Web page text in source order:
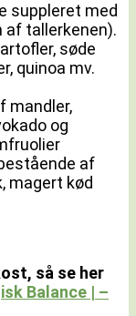
suppleret med
af tallerkenen).
søde
quinoa mv.
mandler,
og
af
magert kød
så se her
Balance | –